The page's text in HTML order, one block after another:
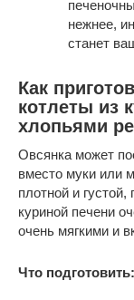
нежнее,
станет
Как
котлеты из
хлопьями
Овсянка может
вместо муки или
плотной и
куриной печени
очень мягкими и
Что подготовить: